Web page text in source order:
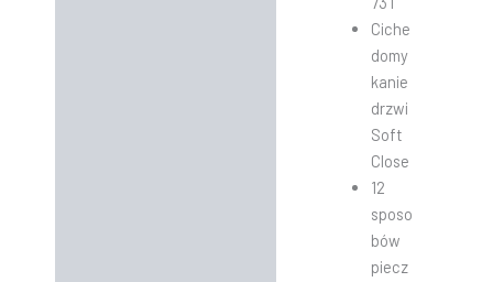
Ciche
domy
kanie
drzwi
Soft
Close
12
sposo
bów
piecz